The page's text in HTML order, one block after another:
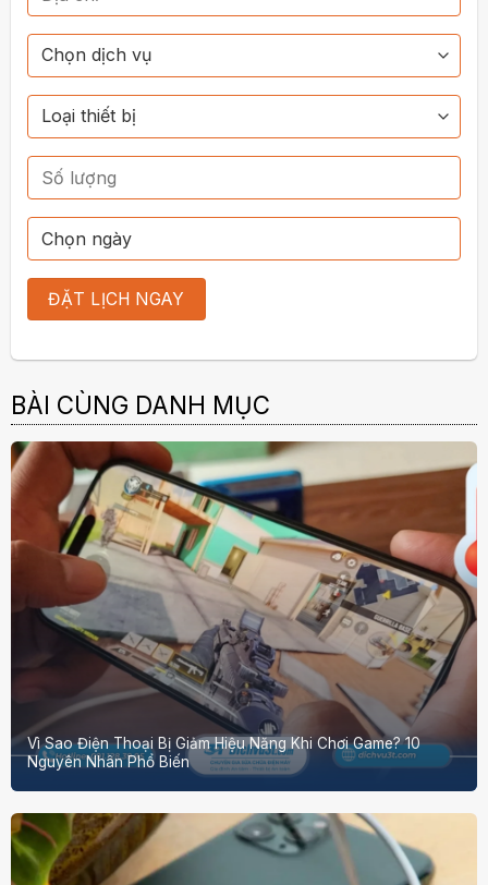
BÀI CÙNG DANH MỤC
Vì Sao Điện Thoại Bị Giảm Hiệu Năng Khi Chơi Game? 10
Nguyên Nhân Phổ Biến